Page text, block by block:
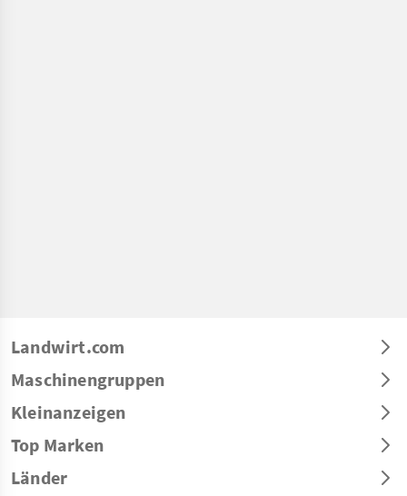
Landwirt.com
Maschinengruppen
Kleinanzeigen
Top Marken
Länder